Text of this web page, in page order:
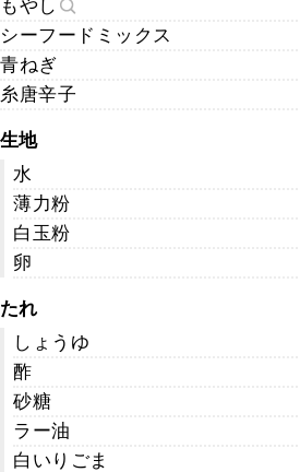
もやし
シーフードミックス
青ねぎ
糸唐辛子
生地
水
薄力粉
白玉粉
卵
たれ
しょうゆ
酢
砂糖
ラー油
白いりごま